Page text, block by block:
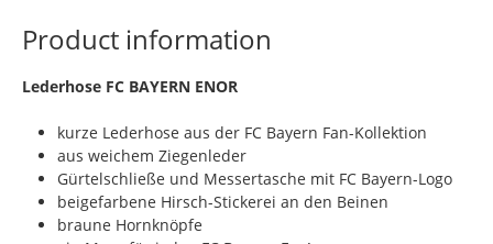
Product information
​Lederhose FC BAYERN ENOR
kurze Lederhose aus der FC Bayern Fan-Kollektion
aus weichem Ziegenleder
Gürtelschließe und Messertasche mit FC Bayern-Logo
beigefarbene Hirsch-Stickerei an den Beinen
braune Hornknöpfe